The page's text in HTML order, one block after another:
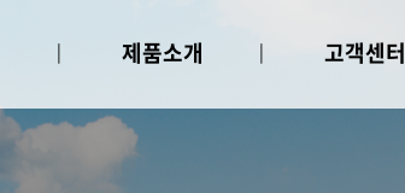
제품소개
선별기
종자소독기
고객센터